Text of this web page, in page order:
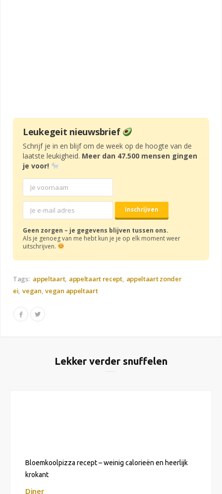
Leukegeit nieuwsbrief
Schrijf je in en blijf om de week op de hoogte van de
laatste leukigheid. Meer dan 47.500 mensen gingen
je voor!
Geen zorgen – je gegevens blijven tussen ons.
Als je genoeg van me hebt kun je je op elk moment weer
uitschrijven.
Tags: appeltaart appeltaart recept appeltaart zonder
ei vegan vegan appeltaart
Lekker verder snuffelen
Bloemkoolpizza recept – weinig calorieën en heerlijk
krokant
Diner